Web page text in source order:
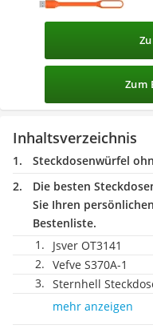
Zum
Inhaltsverzeichnis
Steckdosenwürfel
Die besten
Sie Ihren
Bestenliste.
Jsver OT3141
Vefve S370A-1
Sternhell
mehr anzeigen